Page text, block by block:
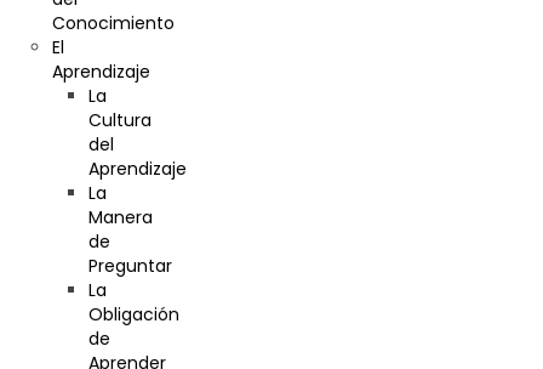
Conocimiento
El
Aprendizaje
La
Cultura
del
Aprendizaje
La
Manera
de
Preguntar
La
Obligación
de
Aprender